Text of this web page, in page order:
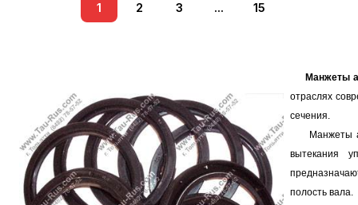
1 2 3 ... 15
Манжеты
отраслях
сечения.
Манжеты
вытекания
полость вала.